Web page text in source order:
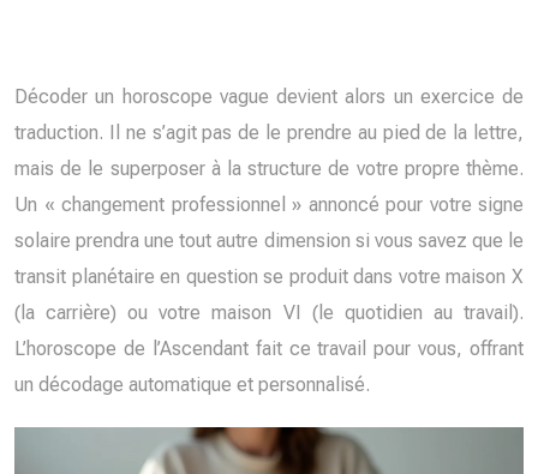
Décoder un horoscope vague devient alors un exercice de
traduction. Il ne s’agit pas de le prendre au pied de la lettre,
mais de le superposer à la structure de votre propre thème.
Un « changement professionnel » annoncé pour votre signe
solaire prendra une tout autre dimension si vous savez que le
transit planétaire en question se produit dans votre maison X
(la carrière) ou votre maison VI (le quotidien au travail).
L’horoscope de l’Ascendant fait ce travail pour vous, offrant
un décodage automatique et personnalisé.